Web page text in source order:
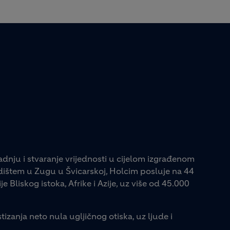
i stvaranje vrijednosti u cijelom izgrađenom
u Zugu u Švicarskoj, Holcim posluje na 44
Bliskog istoka, Afrike i Azije, uz više od 45.000
neto nula ugljičnog otiska, uz ljude i